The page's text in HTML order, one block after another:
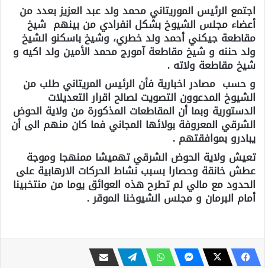
اجتمع الرئيس الموريتاني محمد ولد عبد العزيز بعدد من
أعضاء مجلس الشيوخ بشكل انفرادي من بينهم شيخ
مقاطعة جيكني أحمد ولد خطري، وشيخ باسكنو الشيخ
ولد حننه و شيخ مقاطعة آمورج محمد الأمين ولد اكيه و
شيخ مقاطعة ولاته .
و حسب مصادر اخبارية فأن الرئيس المريتاني طلب من
الشيوخ المدعوون التصويت لصالح اقرار التعديلات
الدستورية وبما أن المقاطعات المذكورة من ولاية الحوض
الشرقي المعروفة بولائها المجاني فما كان منهم الى أن
يبادرو بموافقتهم .
تعيش ولاية الحوض الشرقي تهميشا ممنهجا وموجة
عطش خانقة وحصارا بسبب نشاط الحركات الارهابية على
الحدود مع مالي لم تطرح هذه العوائق يوما من منتخبينا
أمام البرمان و مجلس الشيوخنا الموقر .